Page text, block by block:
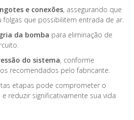
e conexões, assegurando que
folgas que possibilitem entrada de ar.
da bomba para eliminação de
do sistema, conforme
recomendados pelo fabricante.
etapas pode comprometer o
reduzir significativamente sua vida